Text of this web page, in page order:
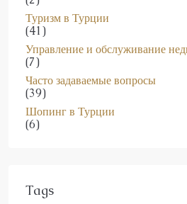
Туризм в Турции
(41)
Управление и обслуживание
(7)
Часто задаваемые вопросы
(39)
Шопинг в Турции
(6)
Tags